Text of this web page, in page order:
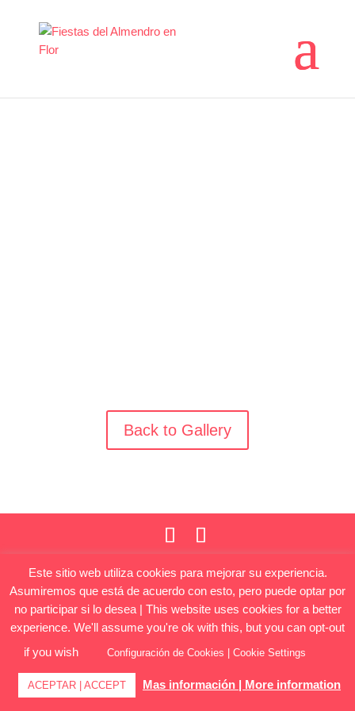
Back to Gallery
Almendro en Flor
Este sitio web utiliza cookies para mejorar su experiencia.
Asumiremos que está de acuerdo con esto, pero puede optar por
no participar si lo desea | This website uses cookies for a better
experience. We'll assume you're ok with this, but you can opt-out
if you wish
Configuración de Cookies | Cookie Settings
ACEPTAR | ACCEPT Mas información | More information